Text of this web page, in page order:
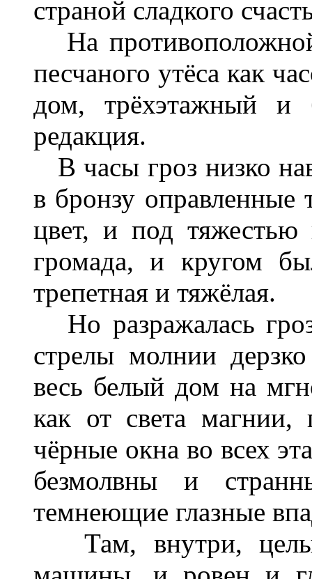
страной сладкого
На
песчаного утёса как
дом, трёхэтажный
редакция.
В часы гроз низко
в бронзу
цвет, и под тяжестью
громада, и кругом
трепетная и тяжёлая.
Но разражалась
стрелы молнии
весь белый дом на
как от света
чёрные окна во всех
безмолвны и
темнеющие глазные
Там, внутри,